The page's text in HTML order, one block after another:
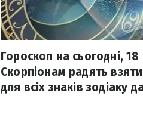
Гороскоп на сьогодні,
Скорпіонам радять
для всіх знаків зодіаку